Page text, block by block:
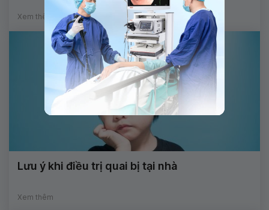
Xem thêm
Lưu ý khi điều trị quai bị tại nhà
Xem thêm